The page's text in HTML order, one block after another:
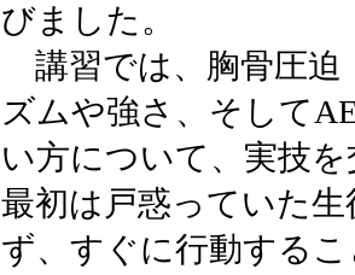
びました。
講習では、胸骨圧迫
ズムや強さ、そして
い方について、実技
最初は戸惑っていた
ず、すぐに行動する